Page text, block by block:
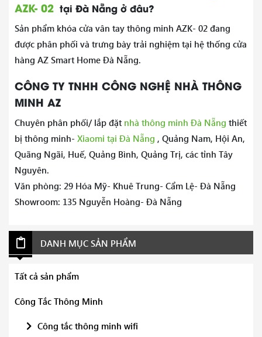
AZK- 02 tại Đà Nẵng ở đâu?
Sản phẩm khóa cửa vân tay thông minh AZK- 02 đang
được phân phối và trưng bày trải nghiệm tại hệ thống cửa
hàng AZ Smart Home Đà Nẵng.
CÔNG TY TNHH CÔNG NGHỆ NHÀ THÔNG
MINH AZ
Chuyên phân phối/ lắp đặt nhà thông minh Đà Nẵng thiết
bị thông minh- Xiaomi tại Đà Nẵng , Quảng Nam, Hội An,
Quãng Ngãi, Huế, Quảng Bình, Quảng Trị, các tỉnh Tây
Nguyên.
Văn phòng: 29 Hóa Mỹ- Khuê Trung- Cẩm Lệ- Đà Nẵng
Showroom: 135 Nguyễn Hoàng- Đà Nẵng
DANH MỤC SẢN PHẨM
Tất cả sản phẩm
Công Tắc Thông Minh
Công tắc thông minh wifi